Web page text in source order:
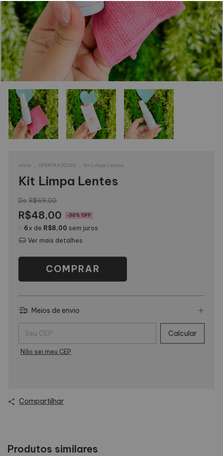
Início OFERTAS DO DIA Kit Limpa Lentes
Kit Limpa Lentes
R$69,00
R$48,00 -30% OFF
6 x de R$8,00 sem juros
Ver mais detalhes
Meios de envio
Entregas para o CEP:
Calcular
Não sei meu CEP
Compartilhar
Produtos similares